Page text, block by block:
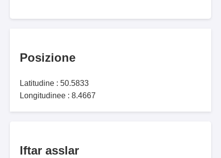
Posizione
Latitudine : 50.5833
Longitudinee : 8.4667
Iftar asslar